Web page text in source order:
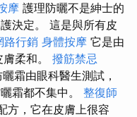
摩 護理防曬不是紳士的
決定。 這是與所有皮
路行銷 身體按摩 它是由
柔和。 撥筋禁忌
霜由眼科醫生測試，
霜都不集中。 整復師
方，它在皮膚上很容